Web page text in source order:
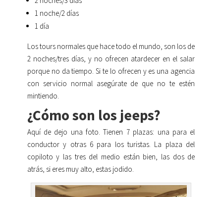
1 noche/2 días
1 día
Los tours normales que hace todo el mundo, son los de
2 noches/tres días, y no ofrecen atardecer en el salar
porque no da tiempo. Si te lo ofrecen y es una agencia
con servicio normal asegúrate de que no te estén
mintiendo.
¿Cómo son los jeeps?
Aquí de dejo una foto. Tienen 7 plazas: una para el
conductor y otras 6 para los turistas. La plaza del
copiloto y las tres del medio están bien, las dos de
atrás, si eres muy alto, estas jodido.